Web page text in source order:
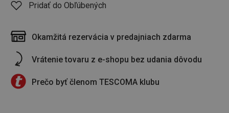
Pridať do Obľúbených
Okamžitá rezervácia v predajniach zdarma
Vrátenie tovaru z e-shopu bez udania dôvodu
Prečo byť členom TESCOMA klubu